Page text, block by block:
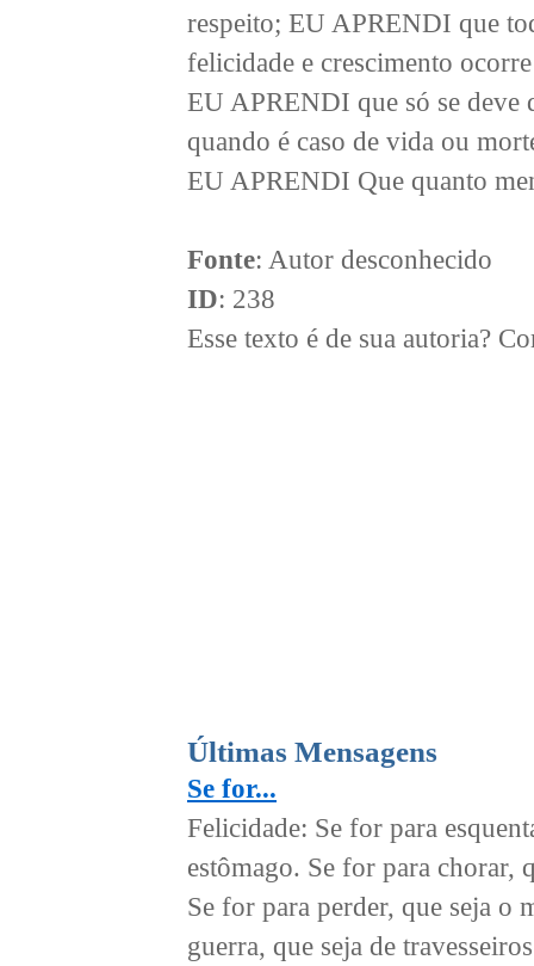
respeito; EU APRENDI que
felicidade e crescimento
EU APRENDI que só se deve
quando é caso de vida ou
EU APRENDI Que quanto
Fonte: Autor desconhecido
ID: 238
Esse texto é de sua autoria?
Últimas Mensagens
Se for...
Felicidade: Se for para
estômago. Se for para chorar,
Se for para perder, que seja o
guerra, que seja de